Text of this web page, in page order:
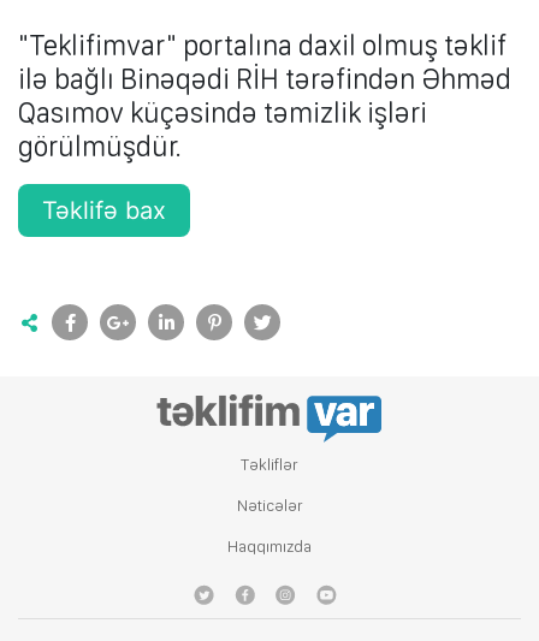
"Teklifimvar" portalına daxil olmuş təklif
ilə bağlı Binəqədi RİH tərəfindən Əhməd
Qasımov küçəsində təmizlik işləri
görülmüşdür.
Təklifə bax
Tǝkliflǝr
Nǝticǝlǝr
Haqqımızda